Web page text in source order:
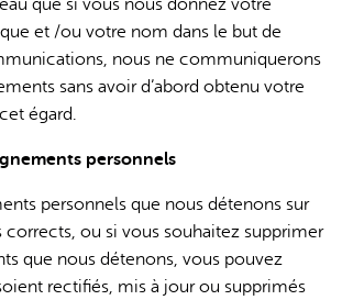
mail)
que si vous nous donnez votre
et /ou votre nom dans le but de
nous ne communiquerons
sans avoir d’abord obtenu votre
égard.
personnels
personnels que nous détenons sur
corrects, ou si vous souhaitez supprimer
que nous détenons, vous pouvez
rectifiés, mis à jour ou supprimés